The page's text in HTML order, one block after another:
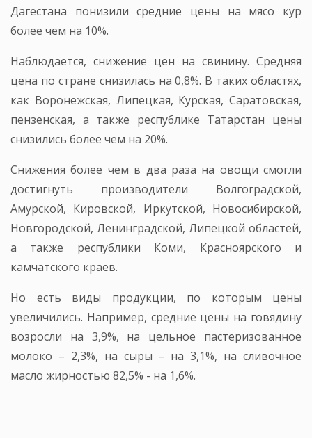
Дагестана понизили средние цены на мясо кур
более чем на 10%.
Наблюдается, снижение цен на свинину. Средняя
цена по стране снизилась на 0,8%. В таких областях,
как Воронежская, Липецкая, Курская, Саратовская,
пензенская, а также республике Татарстан цены
снизились более чем на 20%.
Снижения более чем в два раза на овощи смогли
достигнуть производители Волгоградской,
Амурской, Кировской, Иркутской, Новосибирской,
Новгородской, Ленинградской, Липецкой областей,
а также республики Коми, Красноярского и
камчатского краев.
Но есть виды продукции, по которым цены
увеличились. Например, средние цены на говядину
возросли на 3,9%, на цельное пастеризованное
молоко – 2,3%, на сыры – на 3,1%, на сливочное
масло жирностью 82,5% - на 1,6%.